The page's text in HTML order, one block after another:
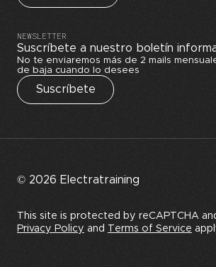
NEWSLETTER
Suscríbete a nuestro boletín
No te enviaremos más de 2 mails
de baja cuando lo desees
Suscríbete
© 2026 Electratraining
This site is protected by reCAPTCHA
Privacy Policy and Terms of Service